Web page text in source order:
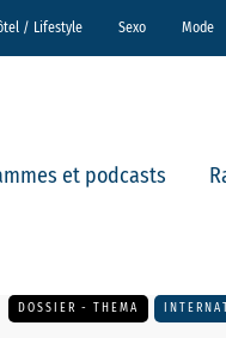
/ Lifestyle Sexo Mode
et podcasts
DOSSIER - THEMA